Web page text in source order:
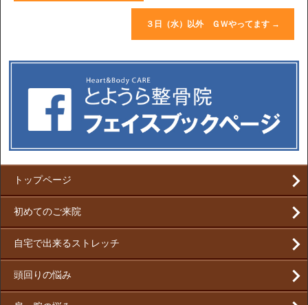
３日（水）以外 ＧＷやってます →
トップページ
初めてのご来院
自宅で出来るストレッチ
頭回りの悩み